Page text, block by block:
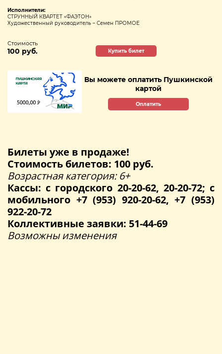
Исполнители:
СТРУННЫЙ КВАРТЕТ «ФАЭТОН»
Художественный руководитель – Семен ПРОМОЕ
Стоимость
100 руб. Купить билет
Вы можете оплатить Пушкинской
картой
Оплатить
Билеты уже в продаже!
Стоимость билетов: 100 руб.
Возрастная категория: 6+
Кассы: с городского 20-20-62, 20-20-72; с
мобильного +7 (953) 920-20-62, +7 (953)
922-20-72
Коллективные заявки: 51-44-69
Возможны изменения